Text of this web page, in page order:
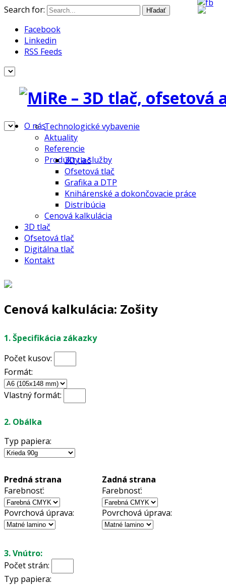
Search for:
Facebook
Linkedin
RSS Feeds
O násTechnologické vybavenie
Aktuality
Referencie
Produkty a služby
3D tlač
Ofsetová tlač
Grafika a DTP
Knihárenské a dokončovacie práce
Distribúcia
Cenová kalkulácia
3D tlač
Ofsetová tlač
Digitálna tlač
Kontakt
Cenová kalkulácia: Zošity
1. Špecifikácia zákazky
Počet kusov:
Formát:
Vlastný formát:
2. Obálka
Typ papiera:
Predná strana
Farebnosť:
Povrchová úprava:
Zadná strana
Farebnosť:
Povrchová úprava:
3. Vnútro:
Počet strán:
Typ papiera: